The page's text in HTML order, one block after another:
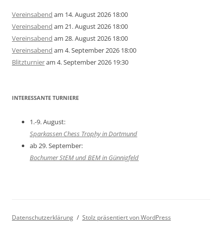
Vereinsabend am 14. August 2026 18:00
Vereinsabend am 21. August 2026 18:00
Vereinsabend am 28. August 2026 18:00
Vereinsabend am 4. September 2026 18:00
Blitzturnieram 4. September 2026 19:30
INTERESSANTE TURNIERE
1.-9. August:
Sparkassen Chess Trophy in Dortmund
ab 29. September:
Bochumer StEM und BEM in Günnigfeld
Datenschutzerklärung Stolz präsentiert von WordPress